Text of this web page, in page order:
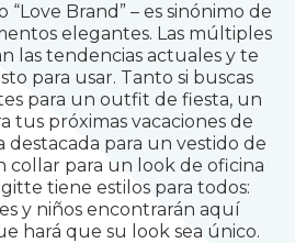
Brand” – es sinónimo de
elegantes. Las múltiples
las tendencias actuales y te
para usar. Tanto si buscas
para un outfit de fiesta, un
tus próximas vacaciones de
destacada para un vestido de
collar para un look de oficina
tiene estilos para todos:
y niños encontrarán aquí
hará que su look sea único.